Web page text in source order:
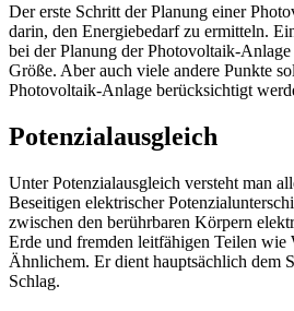
Der erste Schritt der Planung einer
darin, den Energiebedarf zu ermitteln.
bei der Planung der Photovoltaik-
Größe. Aber auch viele andere Punkte
Photovoltaik-Anlage berücksichtigt
Potenzialausgleich
Unter Potenzialausgleich versteht man
Beseitigen elektrischer
zwischen den berührbaren Körpern
Erde und fremden leitfähigen Teilen wie
Ähnlichem. Er dient hauptsächlich dem
Schlag.